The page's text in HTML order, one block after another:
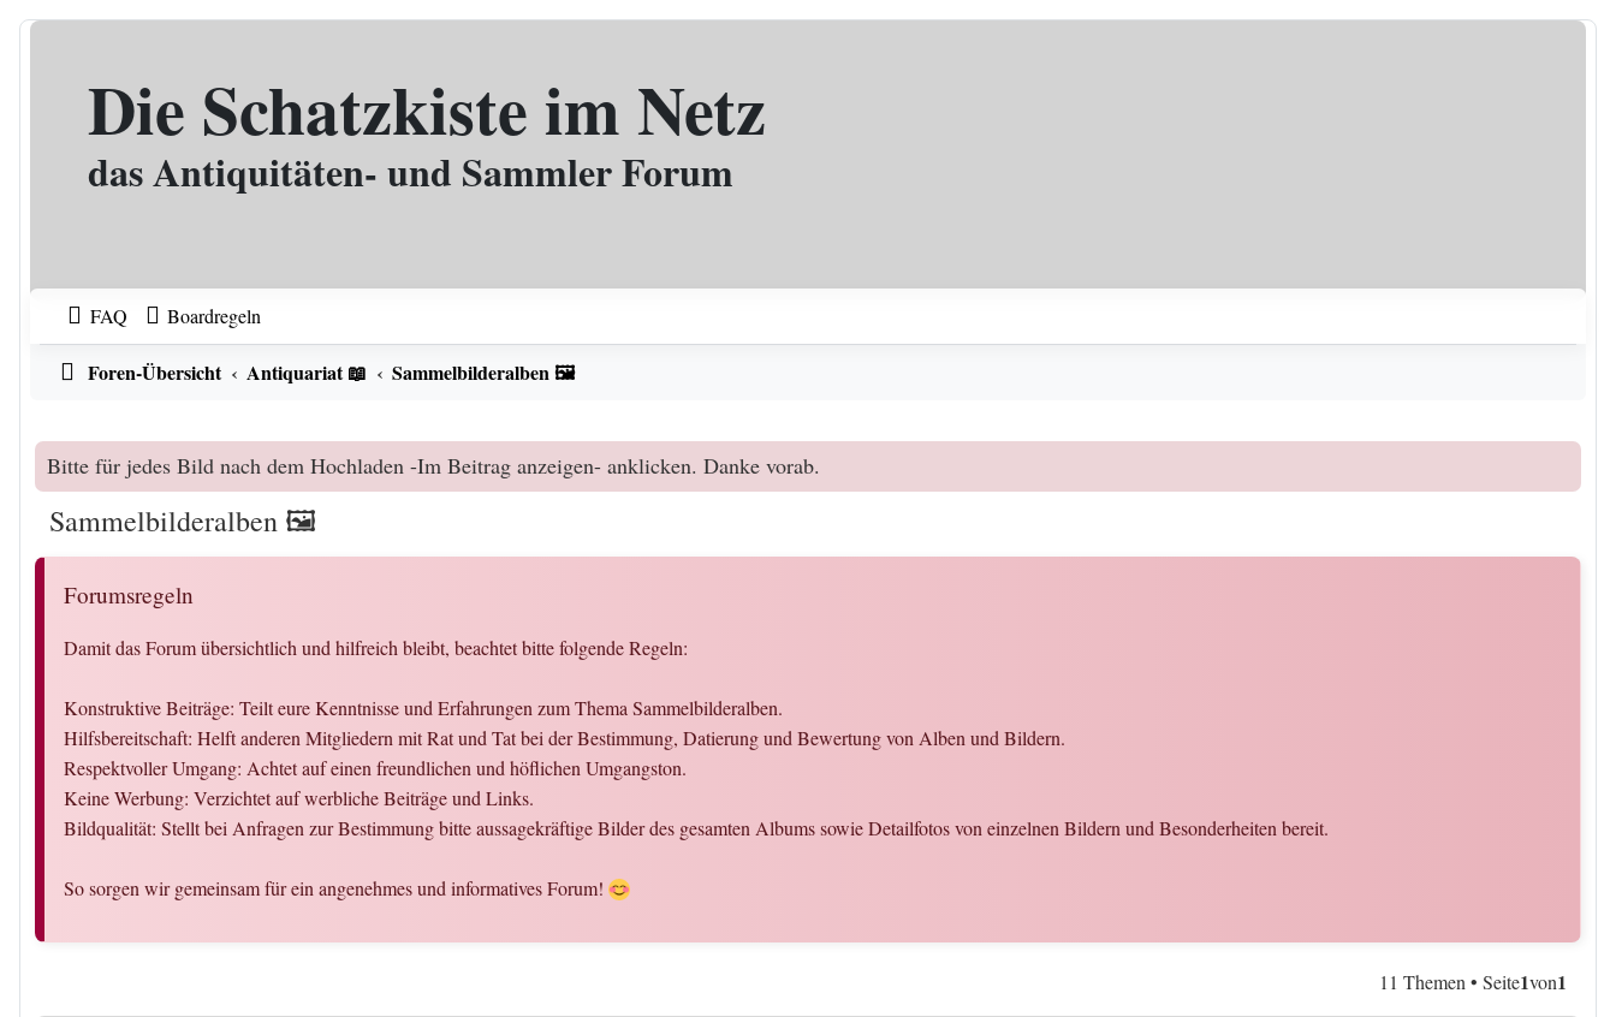
Zum Inhalt
Die Schatzkiste im Netz
das Antiquitäten- und Sammler Forum
FAQ Boardregeln
Foren-Übersicht Antiquariat 📖 Sammelbilderalben 🖼️
Bitte für jedes Bild nach dem Hochladen -Im Beitrag anzeigen- anklicken. Danke vorab.
Sammelbilderalben 🖼️
Forumsregeln
Damit das Forum übersichtlich und hilfreich bleibt, beachtet bitte folgende Regeln:
Konstruktive Beiträge: Teilt eure Kenntnisse und Erfahrungen zum Thema Sammelbilderalben.
Hilfsbereitschaft: Helft anderen Mitgliedern mit Rat und Tat bei der Bestimmung, Datierung und Bewertung von Alben und Bildern.
Respektvoller Umgang: Achtet auf einen freundlichen und höflichen Umgangston.
Keine Werbung: Verzichtet auf werbliche Beiträge und Links.
Bildqualität: Stellt bei Anfragen zur Bestimmung bitte aussagekräftige Bilder des gesamten Albums sowie Detailfotos von einzelnen Bildern und Besonderheiten bereit.
So sorgen wir gemeinsam für ein angenehmes und informatives Forum!
11 Themen • Seite1von1